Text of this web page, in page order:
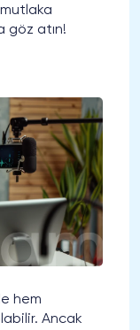
mutlaka
göz atın!
hem
Ancak